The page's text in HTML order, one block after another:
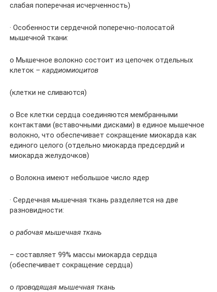
слабая поперечная исчерченность)
· Особенности сердечной поперечно-полосатой
мышечной ткани:
o Мышечное волокно состоит из цепочек отдельных
клеток – кардиомиоцитов
(клетки не сливаются)
o Все клетки сердца соединяются мембранными
контактами (вставочными дисками) в единое мышечное
волокно, что обеспечивает сокращение миокарда как
единого целого (отдельно миокарда предсердий и
миокарда желудочков)
o Волокна имеют небольшое число ядер
· Сердечная мышечная ткань разделяется на две
разновидности:
o рабочая мышечная ткань
– составляет 99% массы миокарда сердца
(обеспечивает сокращение сердца)
o проводящая мышечная ткань